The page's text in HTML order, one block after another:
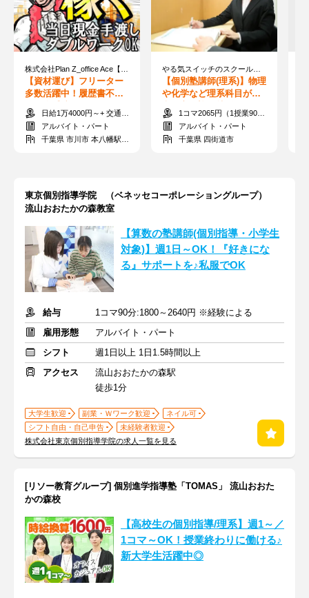
【資材運び】フリーター
多数活躍中！履歴書不要
◎現金手渡し♪単発OK◎
未経験歓迎
日給1万4000円～+ 交通費全額支給
アルバイト・パート
千葉県 市川市 本八幡駅周辺
【個別塾講師(理系)】物理
や化学など理系科目が得
意な方歓迎！就活にも役
立つ★1コマ2065円（1授業90分1875円＋前後給10分190円）
アルバイト・パート
千葉県 四街道市
東京個別指導学院 （ベネッセコーポレーショングループ）
流山おおたかの森教室
【算数の塾講師(個別指導・小学生
対象)】週1日～OK！『好きにな
る』サポートを♪私服でOK
給与
1コマ90分:1800～2640円 ※経験による
雇用形態
アルバイト・パート
シフト
週1日以上 1日1.5時間以上
アクセス
流山おおたかの森駅
徒歩1分
大学生歓迎 副業・Ｗワーク歓迎
ネイル可
シフト自由・自己申告
未経験者歓迎
株式会社東京個別指導学院の求人一覧を見る
[リソー教育グループ] 個別進学指導塾「TOMAS」 流山おおた
かの森校
【高校生の個別指導/理系】週1～／
1コマ～OK！授業終わりに働ける♪
新大学生活躍中◎